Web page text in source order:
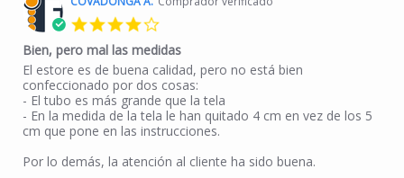
Bien, pero mal las medidas
Review by COVADONGA A. on 27 Nov 2022
review stating Bien, pero mal las medidas
El estore es de buena calidad, pero no está bien
confeccionado por dos cosas:
- El tubo es más grande que la tela
- En la medida de la tela le han quitado 4 cm en vez de los 5
cm que pone en las instrucciones.
Por lo demás, la atención al cliente ha sido buena.